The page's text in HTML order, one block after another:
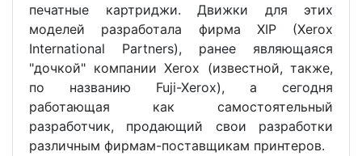
печатные картриджи. Движки для этих
моделей разработала фирма XIP (Xerox
International Partners), ранее являющаяся
"дочкой" компании Xerox (известной, также,
по названию Fuji-Xerox), а сегодня
работающая как самостоятельный
разработчик, продающий свои разработки
различным фирмам-поставщикам принтеров.